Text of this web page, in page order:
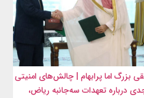
بزرگ اما پرابهام | چالش‌های امنیتی
درباره تعهدات سه‌جانبه ریاض،